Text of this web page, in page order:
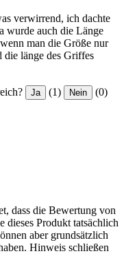
verwirrend, ich dachte
wurde auch die Länge
man die Größe nur
die länge des Griffes
Ja (1) Nein (0)
dass die Bewertung von
dieses Produkt tatsächlich
aber grundsätzlich
Hinweis schließen